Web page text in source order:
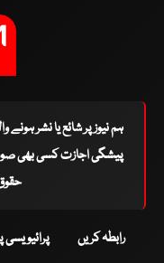
ہم نیوز پر شائع یا نشر ہونے
پیشگی اجازت کسی بھی
رابطہ کریں پرائیویسی